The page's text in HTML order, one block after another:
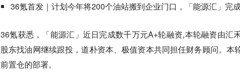
36氪首发｜计划今年将200个油站搬到企业门口，「能源汇」完
36氪获悉，「能源汇」近日完成数千万元A+轮融资,本轮融资由汇
股东找油网继续跟投，道朴资本、极值资本共同担任财务顾问。本
前置仓的部署。